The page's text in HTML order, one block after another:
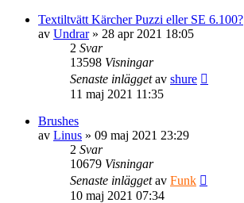
Textiltvätt Kärcher Puzzi eller SE 6.100?
av Undrar» 28 apr 2021 18:05
2 Svar
13598 Visningar
Senaste inläggetav shure
11 maj 2021 11:35
Brushes
av Linus » 09 maj 2021 23:29
2 Svar
10679 Visningar
Senaste inläggetav Funk
10 maj 2021 07:34